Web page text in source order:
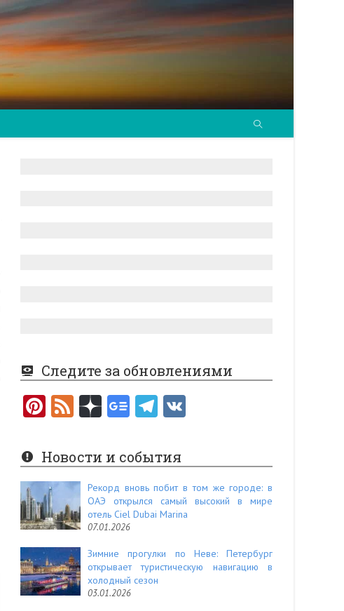
Следите за обновлениями
Pi
er
es
t
F
e
d
Новости и события
Рекорд вновь побит в том же городе: в
ОАЭ открылся самый высокий в мире
отель Ciel Dubai Marina
07.01.2026
Зимние прогулки по Неве: Петербург
открывает туристическую навигацию в
холодный сезон
03.01.2026